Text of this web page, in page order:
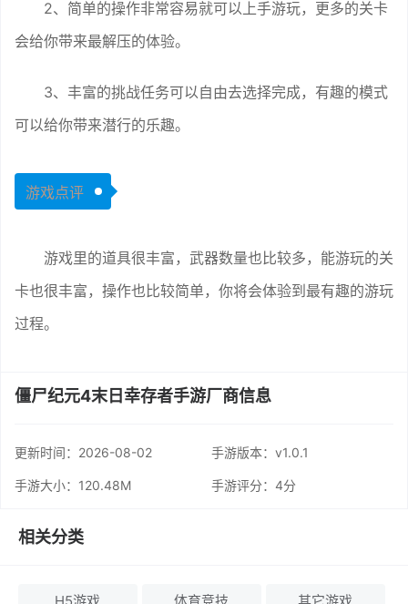
2、简单的操作非常容易就可以上手游玩，更多的关卡
会给你带来最解压的体验。
3、丰富的挑战任务可以自由去选择完成，有趣的模式
可以给你带来潜行的乐趣。
游戏点评
游戏里的道具很丰富，武器数量也比较多，能游玩的关
卡也很丰富，操作也比较简单，你将会体验到最有趣的游玩
过程。
僵尸纪元4末日幸存者手游厂商信息
更新时间： 2026-08-02 手游版本：v1.0.1
手游大小：120.48M 手游评分： 4分
相关分类